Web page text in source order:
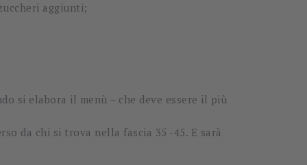
aggiunti;
si elabora il menù – che deve essere il più
da chi si trova nella fascia 35 -45. E sarà